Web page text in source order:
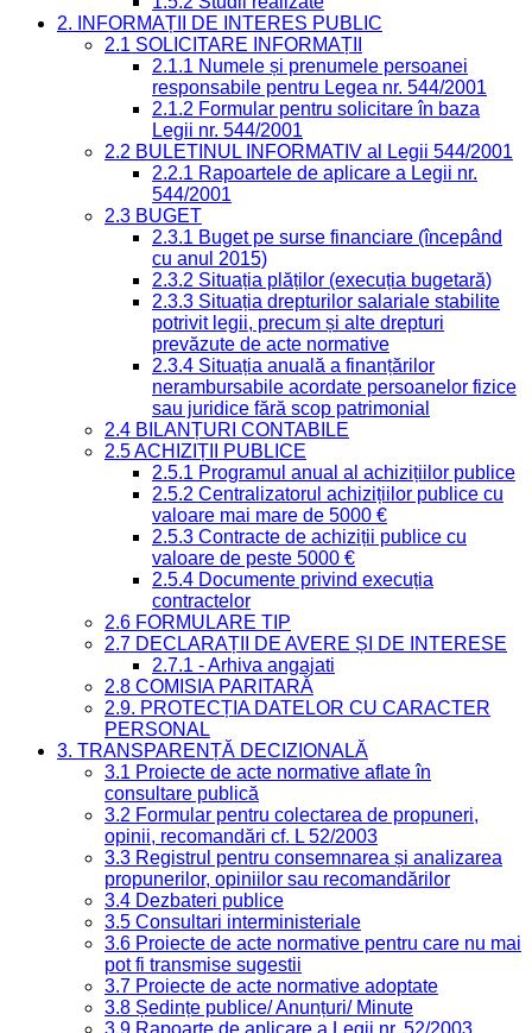
2. INFORMAȚII DE INTERES PUBLIC
2.1 SOLICITARE INFORMAȚII
2.1.1 Numele și prenumele persoanei
responsabile pentru Legea nr. 544/2001
2.1.2 Formular pentru solicitare în baza
Legii nr. 544/2001
2.2 BULETINUL INFORMATIV al Legii 544/2001
2.2.1 Rapoartele de aplicare a Legii nr.
544/2001
2.3 BUGET
2.3.1 Buget pe surse financiare (începând
cu anul 2015)
2.3.2 Situația plăților (execuția bugetară)
2.3.3 Situația drepturilor salariale stabilite
potrivit legii, precum și alte drepturi
prevăzute de acte normative
2.3.4 Situația anuală a finanțărilor
nerambursabile acordate persoanelor fizice
sau juridice fără scop patrimonial
2.4 BILANȚURI CONTABILE
2.5 ACHIZIȚII PUBLICE
2.5.1 Programul anual al achizițiilor publice
2.5.2 Centralizatorul achizițiilor publice cu
valoare mai mare de 5000 €
2.5.3 Contracte de achiziții publice cu
valoare de peste 5000 €
2.5.4 Documente privind execuția
contractelor
2.6 FORMULARE TIP
2.7 DECLARAȚII DE AVERE ȘI DE INTERESE
2.7.1 - Arhiva angajati
2.8 COMISIA PARITARĂ
2.9. PROTECȚIA DATELOR CU CARACTER
PERSONAL
3. TRANSPARENȚĂ DECIZIONALĂ
3.1 Proiecte de acte normative aflate în
consultare publică
3.2 Formular pentru colectarea de propuneri,
opinii, recomandări cf. L 52/2003
3.3 Registrul pentru consemnarea și analizarea
propunerilor, opiniilor sau recomandărilor
3.4 Dezbateri publice
3.5 Consultari interministeriale
3.6 Proiecte de acte normative pentru care nu mai
pot fi transmise sugestii
3.7 Proiecte de acte normative adoptate
3.8 Ședințe publice/ Anunțuri/ Minute
3.9 Rapoarte de aplicare a Legii nr. 52/2003